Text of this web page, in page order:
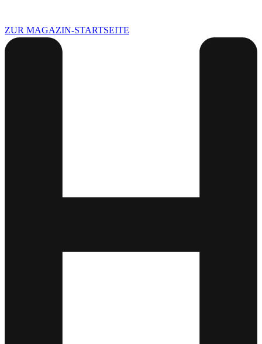
ZUR MAGAZIN-STARTSEITE